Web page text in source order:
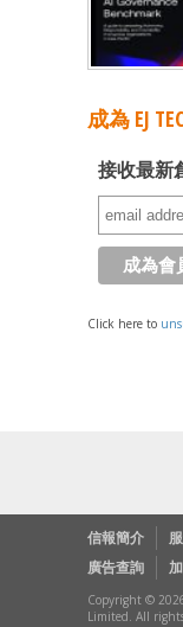
成為 EJ
接收最新
Click here to
信報簡介
廣告查詢
Copyright ©
Limited. All